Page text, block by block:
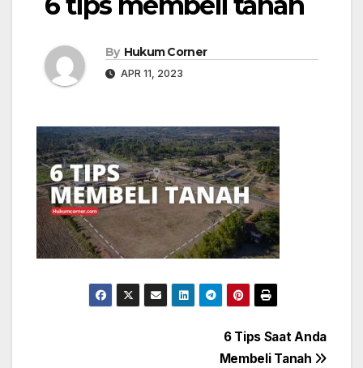
By Hukum Corner
APR 11, 2023
6 Tips Saat Anda
Membeli Tanah